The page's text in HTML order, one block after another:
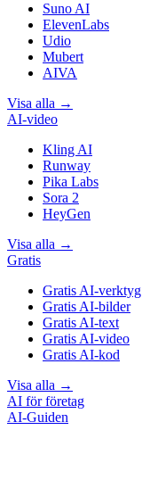
Suno AI
ElevenLabs
Udio
Mubert
AIVA
Visa alla →
AI-video
Kling AI
Runway
Pika Labs
Sora 2
HeyGen
Visa alla →
Gratis
Gratis AI-verktyg
Gratis AI-bilder
Gratis AI-text
Gratis AI-video
Gratis AI-kod
Visa alla →
AI för företag
AI-Guiden